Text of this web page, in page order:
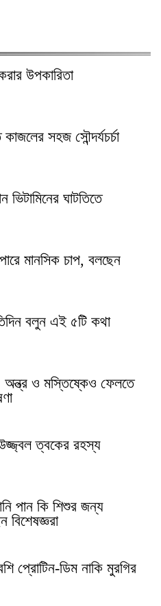
উপকারিতা
সহজ সৌন্দর্যচর্চা
ঘাটতিতে
মানসিক চাপ, বলছেন
বলুন এই ৫টি কথা
ও মস্তিষ্কেও ফেলতে
ত্বকের রহস্য
পান কি শিশুর জন্য
বিশেষজ্ঞরা
প্রোটিন-ডিম নাকি মুরগির